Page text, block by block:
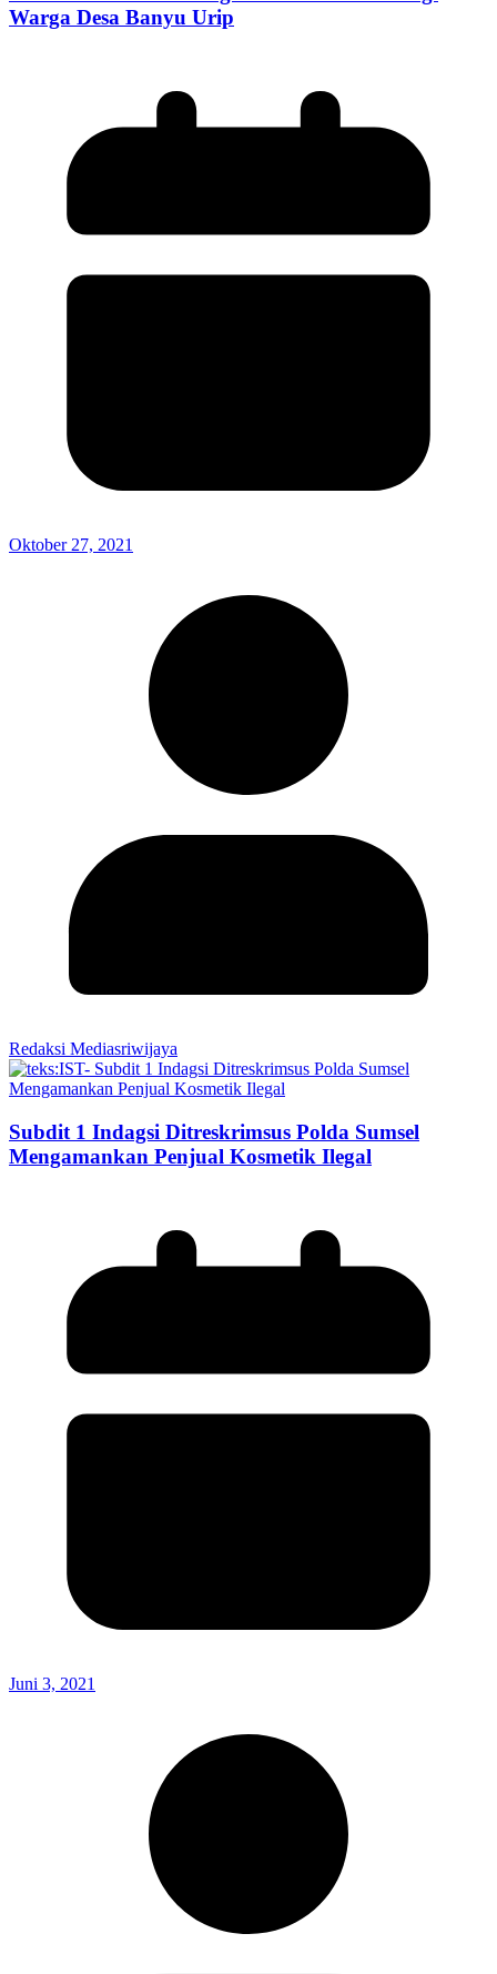
Warga Desa Banyu Urip
Oktober 27, 2021
Redaksi Mediasriwijaya
Subdit 1 Indagsi Ditreskrimsus Polda Sumsel
Mengamankan Penjual Kosmetik Ilegal
Juni 3, 2021